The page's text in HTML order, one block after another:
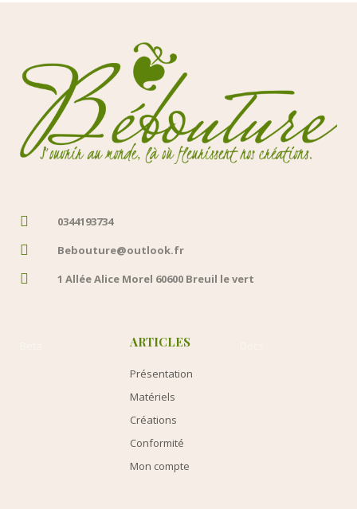
0344193734
Bebouture@outlook.fr
1 Allée Alice Morel 60600 Breuil le vert
ARTICLES
Présentation
Matériels
Créations
Conformité
Mon compte